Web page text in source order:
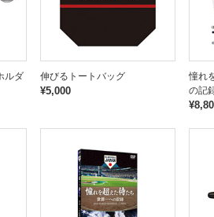
ルダ
伸びるトートバッグ
¥5,000
憧れ
の記